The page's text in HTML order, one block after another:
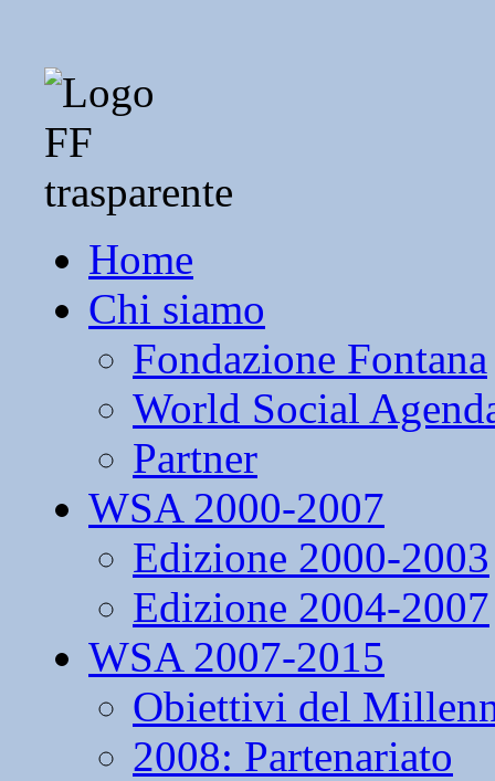
Home
Chi siamo
Fondazione Fontana
World Social
Partner
WSA 2000-2007
Edizione 2000-2003
Edizione 2004-2007
WSA 2007-2015
Obiettivi del
2008: Partenariato